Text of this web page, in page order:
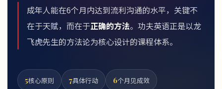
成年人能在6个月内达到流利沟通的水平，关键不
在于天赋，而在于正确的方法。功夫英语正是以龙
飞虎先生的方法论为核心设计的课程体系。
5核心原则 7具体行动 6个月见成效